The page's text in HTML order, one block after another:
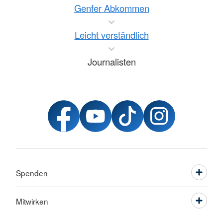
Genfer Abkommen
Leicht verständlich
Journalisten
Spenden
Mitwirken